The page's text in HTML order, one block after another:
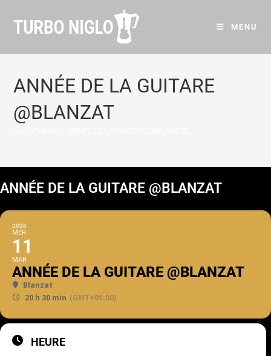
MENU
ANNÉE DE LA GUITARE
@BLANZAT
ANNÉE DE LA GUITARE @BLANZAT
2026
MER
11
MAR
ANNÉE DE LA GUITARE @BLANZAT
Blanzat
20 h 30 min (GMT+01:00)
HEURE